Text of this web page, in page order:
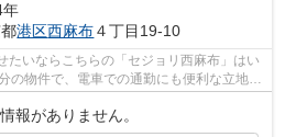
年
港区西麻布４丁目19-10
たいならこちらの「セジョリ西麻布」はい
の物件で、電車での通勤にも便利な立地で
報がありません。